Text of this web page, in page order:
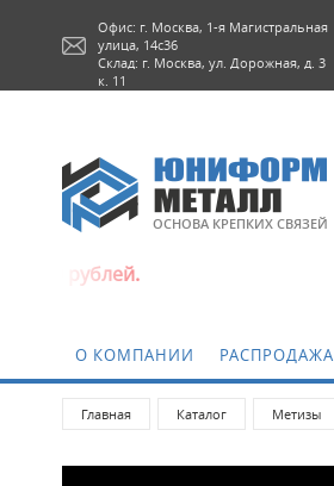
Офис: г. Москва, 1-я Магистральная
улица, 14с36
Склад: г. Москва, ул. Дорожная, д. 3
к. 11
ОСНОВА КРЕПКИХ СВЯЗЕЙ
О КОМПАНИИ РАСПРОДАЖА
Главная Каталог Метизы